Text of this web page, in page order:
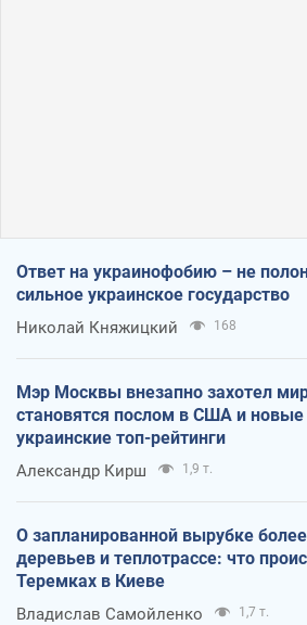
Ответ на украинофобию – не
сильное украинское государство
Николай Княжицкий 168
Мэр Москвы внезапно захотел
становятся послом в США и новые
украинские топ-рейтинги
Александр Кирш 1,9 т.
О запланированной вырубке
деревьев и теплотрассе: что
Теремках в Киеве
Владислав Самойленко 1,7 т.